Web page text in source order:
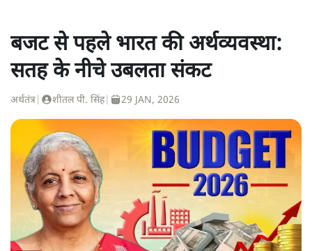
बजट से पहले भारत की अर्थव्यवस्था:
सतह के नीचे उबलता संकट
अर्थतंत्र शीतल पी. सिंह| 29 JAN, 2026